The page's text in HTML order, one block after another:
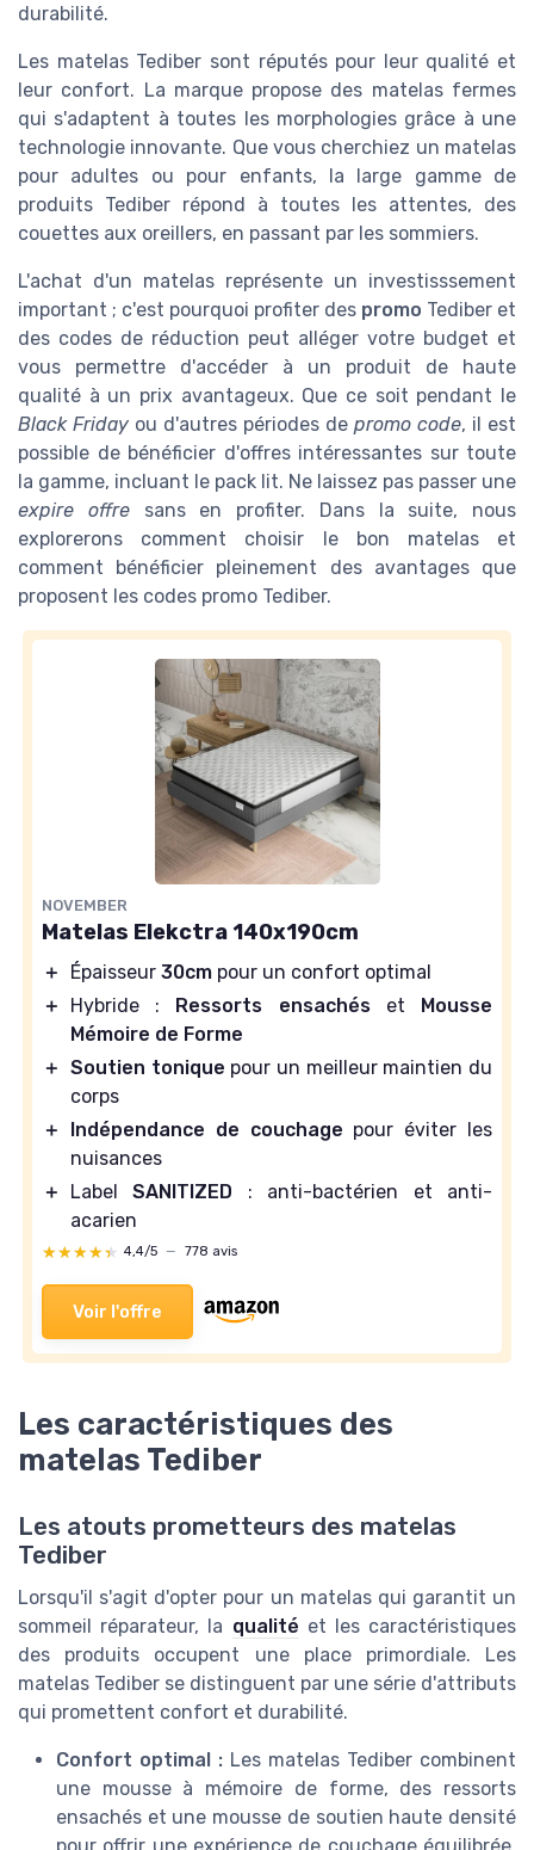
durabilité.
Les matelas Tediber sont réputés pour leur qualité et
leur confort. La marque propose des matelas fermes
qui s'adaptent à toutes les morphologies grâce à une
technologie innovante. Que vous cherchiez un matelas
pour adultes ou pour enfants, la large gamme de
produits Tediber répond à toutes les attentes, des
couettes aux oreillers, en passant par les sommiers.
L'achat d'un matelas représente un investisssement
important ; c'est pourquoi profiter des promo Tediber et
des codes de réduction peut alléger votre budget et
vous permettre d'accéder à un produit de haute
qualité à un prix avantageux. Que ce soit pendant le
Black Friday ou d'autres périodes de promo code, il est
possible de bénéficier d'offres intéressantes sur toute
la gamme, incluant le pack lit. Ne laissez pas passer une
expire offresans en profiter. Dans la suite, nous
explorerons comment choisir le bon matelas et
comment bénéficier pleinement des avantages que
proposent les codes promo Tediber.
NOVEMBER
Matelas Elekctra 140x190cm
＋ Épaisseur 30cm pour un confort optimal
＋
Hybride : Ressorts ensachéset Mousse
Mémoire de Forme
＋ Soutien tonique pour un meilleur maintien du
corps
＋
Indépendance de couchage pour éviter les
nuisances
＋
LabelSANITIZED : anti-bactérien et anti-
acarien
★★★★★
★★★★★ 4,4/5 — 778 avis
Voir l'offre
Les caractéristiques des
matelas Tediber
Les atouts prometteurs des matelas
Tediber
Lorsqu'il s'agit d'opter pour un matelas qui garantit un
sommeil réparateur, la qualité et les caractéristiques
des produits occupent une place primordiale. Les
matelas Tediber se distinguent par une série d'attributs
qui promettent confort et durabilité.
Confort optimal : Les matelas Tediber combinent
une mousse à mémoire de forme, des ressorts
ensachés et une mousse de soutien haute densité
pour offrir une expérience de couchage équilibrée.